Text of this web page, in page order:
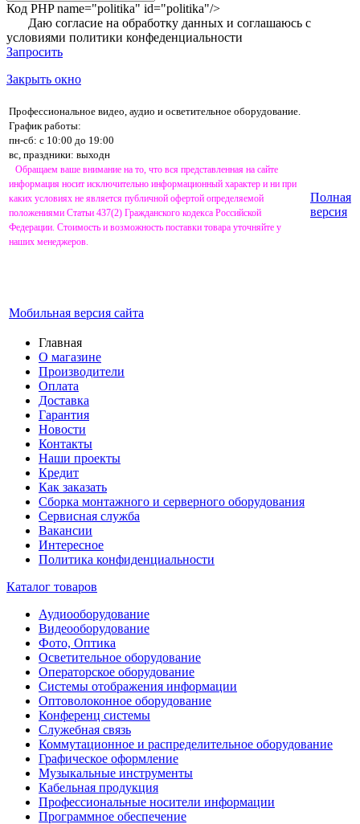
Код PHPname="politika" id="politika"/>
Даю согласие на обработку данных и соглашаюсь с
условиями политики конфеденциальности
Запросить
Закрыть окно
Профессиональное видео, аудио и осветительное оборудование.
График работы:
пн-сб: с 10:00 до 19:00
вс, праздники: выходн
Обращаем ваше внимание на то, что вся представленная на сайте
информация носит исключительно информационный характер и ни при
каких условиях не является публичной офертой определяемой
положениями Статьи 437(2) Гражданского кодекса Российской
Федерации. Стоимость и возможность поставки товара уточняйте у
наших менеджеров.
Мобильная версия сайта
Полная
версия
Главная
О магазине
Производители
Оплата
Доставка
Гарантия
Новости
Контакты
Наши проекты
Кредит
Как заказать
Сборка монтажного и серверного оборудования
Сервисная служба
Вакансии
Интересное
Политика конфиденциальности
Каталог товаров
Аудиооборудование
Видеооборудование
Фото, Оптика
Осветительное оборудование
Операторское оборудование
Системы отображения информации
Оптоволоконное оборудование
Конференц системы
Служебная связь
Коммутационное и распределительное оборудование
Графическое оформление
Музыкальные инструменты
Кабельная продукция
Профессиональные носители информации
Программное обеспечение